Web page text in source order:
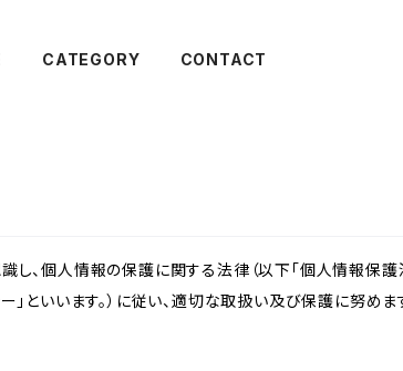
CATEGORY CONTACT
、個人情報の保護に関する法律（以下「個人情報保護法
といいます。）に従い、適切な取扱い及び保護に努めま